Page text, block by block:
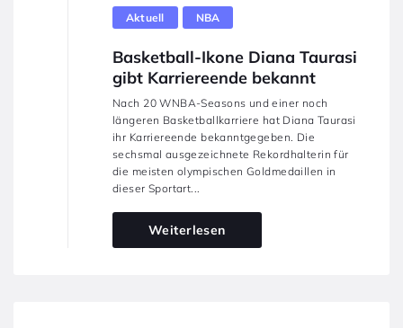
Aktuell NBA
Basketball-Ikone Diana Taurasi
gibt Karriereende bekannt
Nach 20 WNBA-Seasons und einer noch
längeren Basketballkarriere hat Diana Taurasi
ihr Karriereende bekanntgegeben. Die
sechsmal ausgezeichnete Rekordhalterin für
die meisten olympischen Goldmedaillen in
dieser Sportart...
Weiterlesen